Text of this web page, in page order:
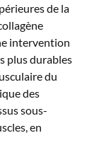
de la
intervention
plus durables
du
des
sous-
en